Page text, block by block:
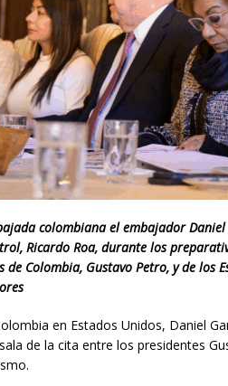
colombiana el embajador
Ricardo Roa, durante los
de Colombia, Gustavo Petro, y de los
en Estados Unidos, Daniel
de la cita entre los presidentes